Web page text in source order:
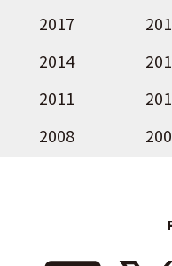
2017
2014
2011
2008